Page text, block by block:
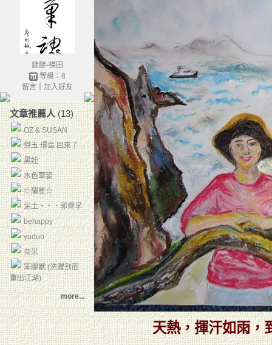
謎謎-梯田
等級：8
留言｜ 加入好友
文章推薦人(13)
OZ & SUSAN
傑玉 環島 回來了
黑娃
水色華姿
☆耀星☆
泥土‧‧‧郭譽孚
behappy
yaduo
奈米
笨腳獸 (洗腥割面
重出江湖)
more...
天熱，揮汗如雨，